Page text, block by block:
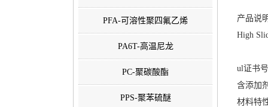
PFA-可溶性聚四氟乙烯
PA6T-高温尼龙
PC-聚碳酸酯
PPS-聚苯硫醚
产品说
High
ul证书
含添加
材料特